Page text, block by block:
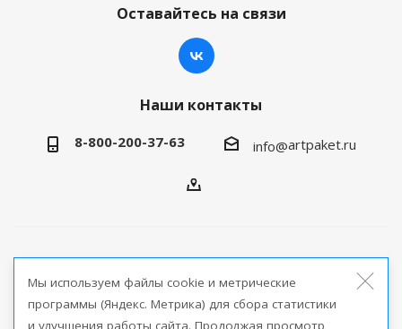
Оставайтесь на связи
Наши контакты
8-800-200-37-63 info@artpaket.ru
продукции
Мы используем файлы cookie и метрические
программы (Яндекс. Метрика) для сбора статистики
и улучшения работы сайта. Продолжая просмотр